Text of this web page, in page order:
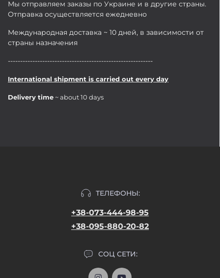
Мы отправляем заказы по Украине и в другие страны.
Отправка осуществляется ежедневно
Международная доставка ~ 10 дней, в зависимости от
страны назначения
-----------------------------------------------------------
International shipment is carried out every day
Delivery time ~ about 10 days
ТЕЛЕФОНЫ:
+38-073-444-98-95
+38-095-880-20-82
СОЦ СЕТИ: